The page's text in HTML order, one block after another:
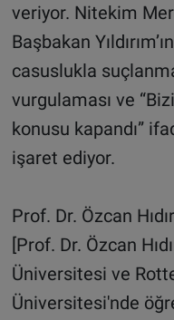
veriyor. Nitekim
Başbakan
casuslukla
vurgulaması ve
konusu kapandı”
işaret ediyor.
Prof. Dr. Özcan Hıdır
[Prof. Dr. Özcan
Üniversitesi ve
Üniversitesi'nde